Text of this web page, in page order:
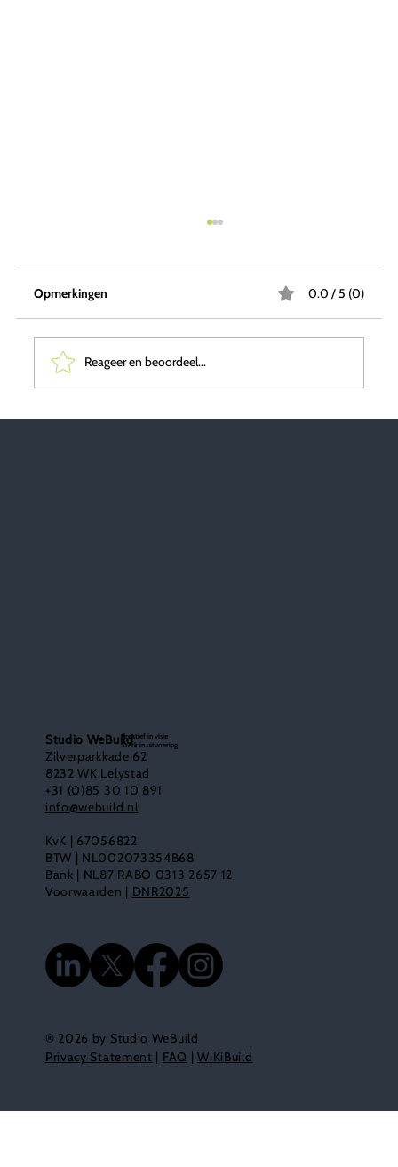
Opmerkingen 0.0 / 5 (0)
Reageer en beoordeel...
Studio WeBuild
Zilverparkkade 62
8232 WK Lelystad
+31 (0)85 30 10 891
info@webuild.nl
KvK | 67056822
BTW | NL002073354B68
Bank | NL87 RABO 0313 2657 12
Voorwaarden | DNR2025
® 2026 by Studio WeBuild
Privacy Statement | FAQ |WiKiBuild
Creatief in visie
Sterk in uitvoering